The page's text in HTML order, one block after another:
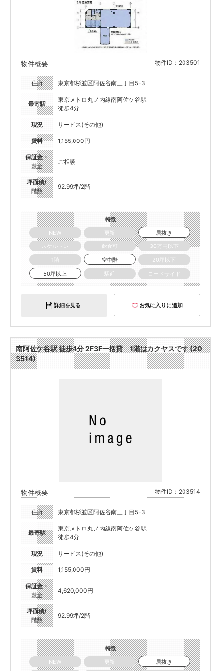
物件概要 物件ID：203501
住所 東京都杉並区阿佐谷南三丁目5-3
最寄駅
東京メトロ丸ノ内線南阿佐ケ谷駅
徒歩4分
現況 サービス(その他)
賃料 1,155,000円
保証金・
敷金
ご相談
坪面積/
階数
92.99坪/2階
特徴
NEW
更新
居抜き
スケルトン
飲食可
30万円以下
1階
空中階
20坪以下
50坪以上
駅近 ロードサイド
詳細を見る お気に入りに追加
南阿佐ケ谷駅 徒歩4分 2F3F一括貸 1階はカクヤスです (20
3514)
物件概要 物件ID：203514
住所 東京都杉並区阿佐谷南三丁目5-3
最寄駅
東京メトロ丸ノ内線南阿佐ケ谷駅
徒歩4分
現況 サービス(その他)
賃料 1,155,000円
保証金・
敷金
4,620,000円
坪面積/
階数
92.99坪/2階
特徴
NEW
更新
居抜き